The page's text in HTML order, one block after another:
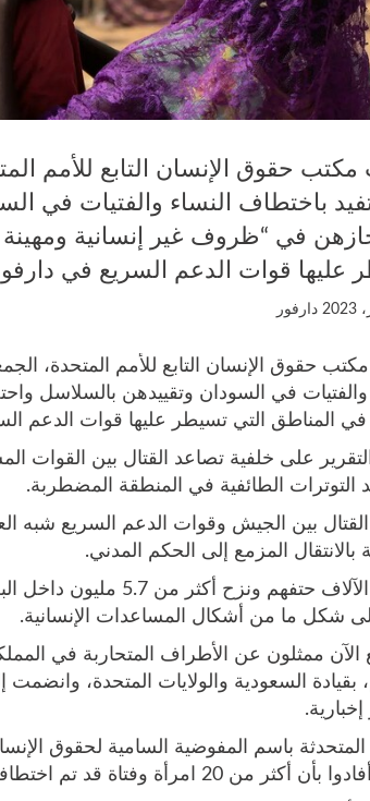
مكتب حقوق الإنسان التابع للأمم
تفيد باختطاف النساء والفتيات في
في “ظروف غير إنسانية ومهينة
عليها قوات الدعم السريع في
دارفور
حقوق الإنسان التابع للأمم المتحدة،
والفتيات في السودان وتقييدهن بالسلاسل
في المناطق التي تسيطر عليها قوات الدعم
على خلفية تصاعد القتال بين القوات
التوترات الطائفية في المنطقة المضطربة.
بالانتقال المزمع إلى الحكم المدني.
شكل ما من أشكال المساعدات الإنسانية.
الآن ممثلون عن الأطراف المتحاربة في
بقيادة السعودية والولايات المتحدة، وانضمت
إخبارية.
باسم المفوضية السامية لحقوق
من 20 امرأة وفتاة قد تم اختطافهم، لكن العدد قد يكون أعلى.